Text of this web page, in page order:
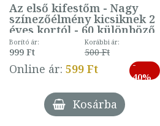
Az első kifestőm - Nagy
színezőélmény kicsiknek 2
éves kortól - 60 különböző
mintával (gombás)
Borító ár:
999 Ft
Korábbi ár:
500 Ft
Online ár: 599 Ft
-
40%
Kosárba